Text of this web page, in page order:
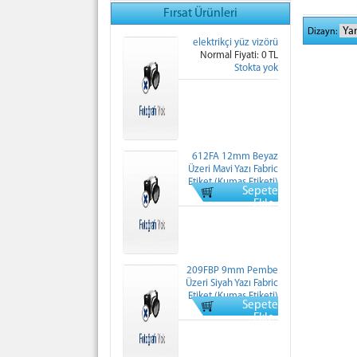
Fırsat Ürünleri
elektrikçi yüz vizörü
Normal Fiyati: 0 TL
Stokta yok
612FA 12mm Beyaz
Üzeri Mavi Yazı Fabric
Etiket (Kumaş Etiketi)
Normal Fiyati: 0 TL
Sepete
Ekle
209FBP 9mm Pembe
Üzeri Siyah Yazı Fabric
Etiket (Kumaş Etiketi)
Normal Fiyati: 0 TL
Sepete
Ekle
Dizayn: